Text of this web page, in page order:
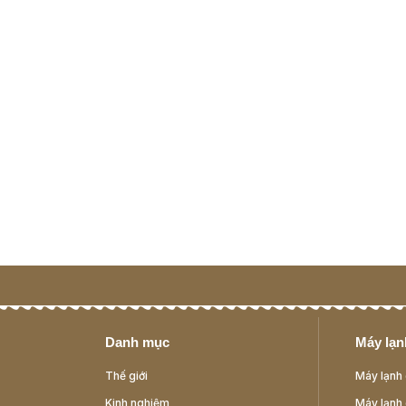
Danh mục
Thế giới
Kinh nghiệm
Máy
Máy lạnh
Máy lạnh